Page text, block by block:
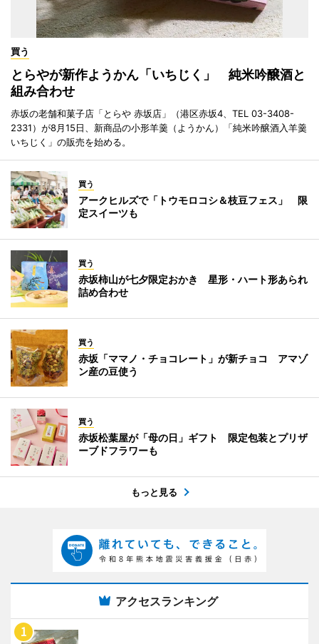
買う
とらやが新作ようかん「いちじく」 純米吟醸酒と
組み合わせ
赤坂の老舗和菓子店「とらや 赤坂店」（港区赤坂4、TEL 03-3408-
2331）が8月15日、新商品の小形羊羹（ようかん）「純米吟醸酒入羊羹
いちじく」の販売を始める。
買う
アークヒルズで「トウモロコシ＆枝豆フェス」 限
定スイーツも
買う
赤坂柿山が七夕限定おかき 星形・ハート形あられ
詰め合わせ
買う
赤坂「ママノ・チョコレート」が新チョコ アマゾ
ン産の豆使う
買う
赤坂松葉屋が「母の日」ギフト 限定包装とプリザ
ーブドフラワーも
もっと見る
アクセスランキング